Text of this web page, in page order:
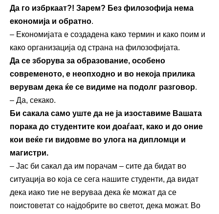
Да го избркаат?! Зарем? Без филозофија нема
економија и обратно.
– Економијата е создадена како термин и како поим и
како организација од страна на филозофијата.
Да се зборува за образование, особено
современото, е неопходно и во некоја прилика
верувам дека ќе се видиме на подолг разговор.
– Да, секако.
Би сакала само уште да не ја изоставиме Вашата
порака до студентите кои доаѓаат, како и до оние
кои веќе ги видовме во улога на дипломци и
магистри.
– Јас би сакал да им порачам – сите да бидат во
ситуација во која се сега нашите студенти, да видат
дека иако тие не веруваа дека ќе можат да се
поистоветат со најдобрите во светот, дека можат. Во